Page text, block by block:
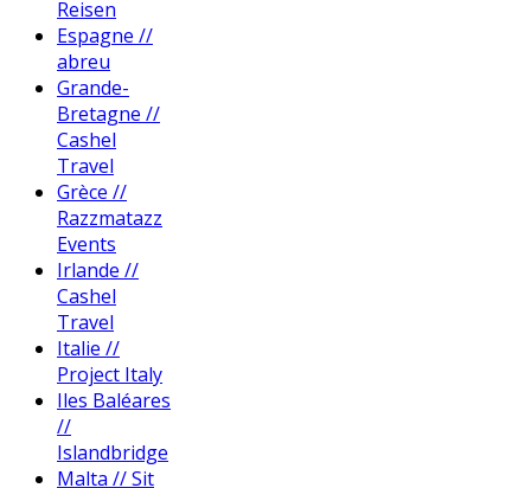
Reisen
Espagne //
abreu
Grande-
Bretagne //
Cashel
Travel
Grèce //
Razzmatazz
Events
Irlande //
Cashel
Travel
Italie //
Project Italy
Iles Baléares
//
Islandbridge
Malta // Sit